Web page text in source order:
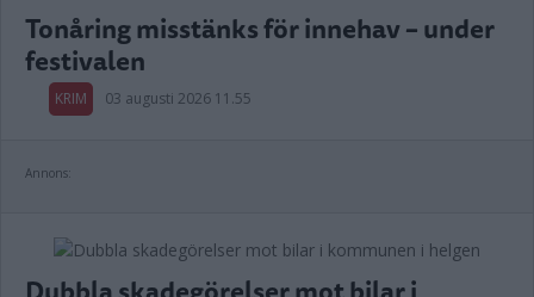
Tonåring misstänks för innehav – under
festivalen
KRIM 03 augusti 2026 11.55
Annons: